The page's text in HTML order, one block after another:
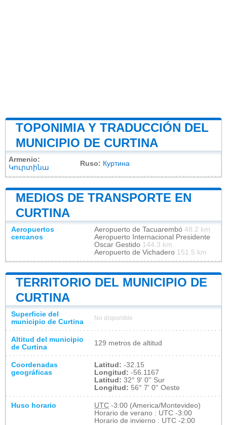
TOPONIMIA Y TRADUCCIÓN DEL
MUNICIPIO DE CURTINA
Armenio:
Կուրտինա
Ruso: Куртина
MEDIOS DE TRANSPORTE EN
CURTINA
Aeropuertos
cercanos
Aeropuerto de Tacuarembó 48.2 km
Aeropuerto Internacional Presidente
Oscar Gestido 144.3 km
Aeropuerto de Vichadero 151.5 km
TERRITORIO DEL MUNICIPIO DE
CURTINA
Superficie del
municipio de Curtina
No disponible
Altitud del municipio
de Curtina
129 metros de altitud
Coordenadas
geográficas
Latitud: -32.15
Longitud: -56.1167
Latitud: 32° 9' 0'' Sur
Longitud: 56° 7' 0'' Oeste
Huso horario UTC -3:00 (America/Montevideo)
Horario de verano : UTC -3:00
Horario de invierno : UTC -2:00